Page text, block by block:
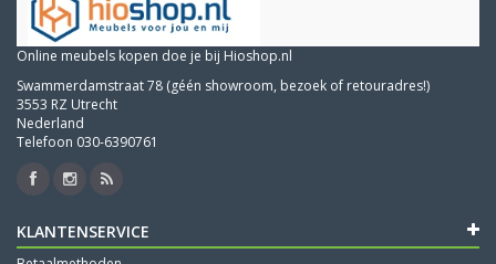
Online meubels kopen doe je bij Hioshop.nl
Swammerdamstraat 78 (géén showroom, bezoek of retouradres!)
3553 RZ Utrecht
Nederland
Telefoon 030-6390761
KLANTENSERVICE